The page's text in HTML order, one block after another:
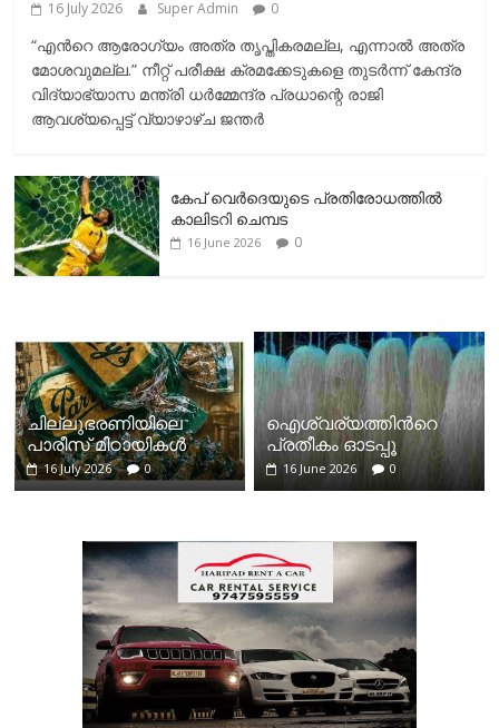
16 July 2026 Super Admin 0
“എന്‍റെ ആരോഗ്യം അത്ര തൃപ്തികരമല്ല, എന്നാൽ അത്ര
മോശവുമല്ല.” നീറ്റ് പരീക്ഷ ക്രമക്കേടുകളെ തുടർന്ന് കേന്ദ്ര
വിദ്യാഭ്യാസ മന്ത്രി ധർമ്മേന്ദ്ര പ്രധാന്റെ രാജി
ആവശ്യപ്പെട്ട് വ്യാഴാഴ്ച ജന്തർ
കേപ് വെര്‍ദെയുടെ പ്രതിരോധത്തില്‍
കാലിടറി ചെമ്പട
16 June 2026 0
ചില്ലുഭരണിയിലെ
പാരീസ് മിഠായികള്‍
16 July 2026 0
ഐശ്വര്യത്തിന്‍റെ
പ്രതീകം ഓടപ്പൂ
16 June 2026 0